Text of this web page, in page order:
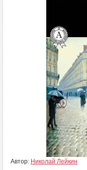
Автор: Николай Лейкин